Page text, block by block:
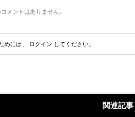
メントはありません。
めには、 ログイン してください。
関連記事